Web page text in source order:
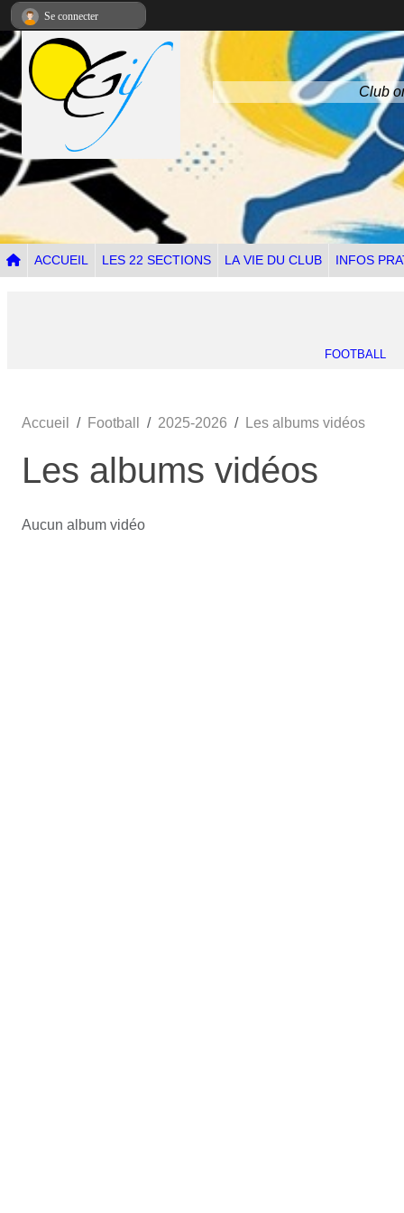
Club
ACCUEIL LES 22 SECTIONS LA VIE DU CLUB INFOS
FOOTBALL
Accueil Football 2025-2026 Les albums vidéos
Les albums vidéos
Aucun album vidéo
Se connecter
Panneau de gestion des cookies